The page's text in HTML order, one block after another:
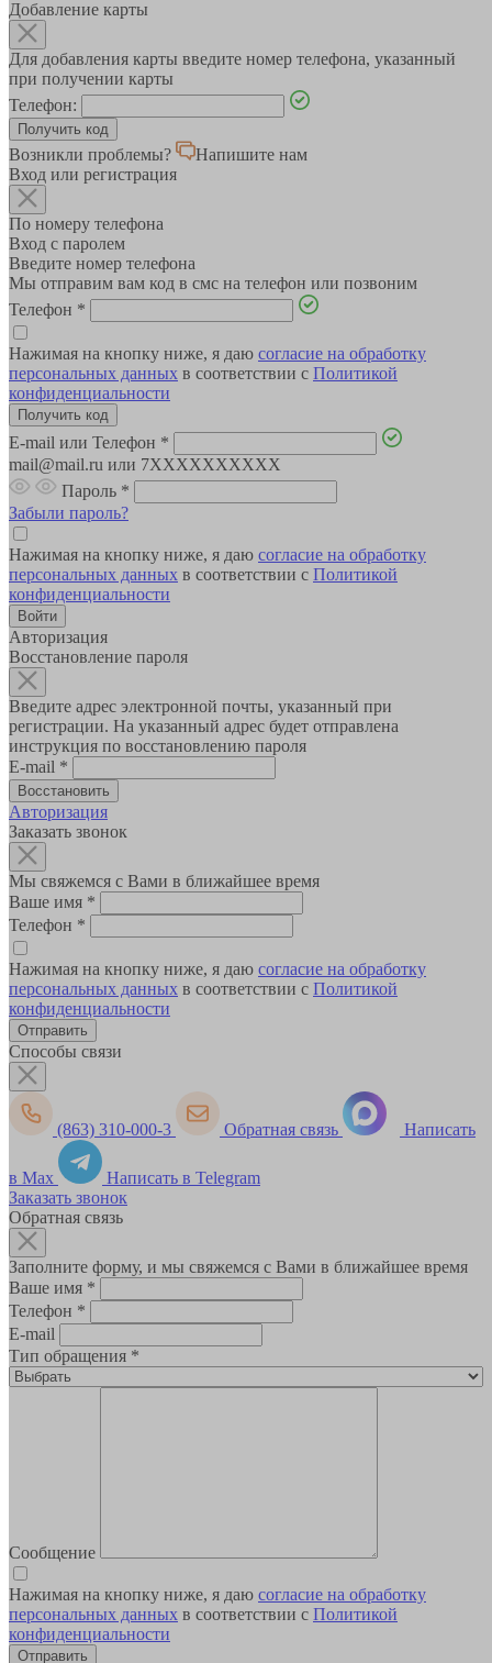
Добавление карты
Для добавления карты введите номер телефона, указанный
при получении карты
Телефон:
Возникли проблемы?
Напишите нам
Вход или регистрация
По номеру телефона
Вход с паролем
Введите номер телефона
Мы отправим вам код в смс на телефон или позвоним
Телефон *
Нажимая на кнопку ниже, я даю согласие на обработку
персональных данных в соответствии с Политикой
конфиденциальности
E-mail или Телефон *
mail@mail.ru или 7XXXXXXXXXX
Пароль *
Забыли пароль?
Нажимая на кнопку ниже, я даю согласие на обработку
персональных данных в соответствии с Политикой
конфиденциальности
Авторизация
Восстановление пароля
Введите адрес электронной почты, указанный при
регистрации. На указанный адрес будет отправлена
инструкция по восстановлению пароля
E-mail *
Авторизация
Заказать звонок
Мы свяжемся с Вами в ближайшее время
Ваше имя *
Телефон *
Нажимая на кнопку ниже, я даю согласие на обработку
персональных данных в соответствии с Политикой
конфиденциальности
Способы связи
(863) 310-000-3 Обратная связь Написать
в Max
Написать в Telegram
Заказать звонок
Обратная связь
Заполните форму, и мы свяжемся с Вами в ближайшее время
Ваше имя *
Телефон *
E-mail
Тип обращения *
Сообщение
Нажимая на кнопку ниже, я даю согласие на обработку
персональных данных в соответствии с Политикой
конфиденциальности